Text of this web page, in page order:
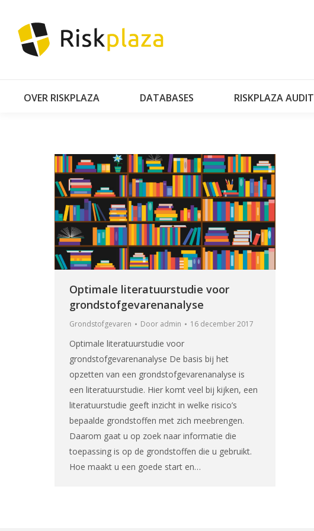
OVER RISKPLAZA DATABASES RISKPLAZA AUDIT
Optimale literatuurstudie voor
grondstofgevarenanalyse
Grondstofgevaren Door admin 16 december 2017
Optimale literatuurstudie voor
grondstofgevarenanalyse De basis bij het
opzetten van een grondstofgevarenanalyse is
een literatuurstudie. Hier komt veel bij kijken, een
literatuurstudie geeft inzicht in welke risico’s
bepaalde grondstoffen met zich meebrengen.
Daarom gaat u op zoek naar informatie die
toepassing is op de grondstoffen die u gebruikt.
Hoe maakt u een goede start en…